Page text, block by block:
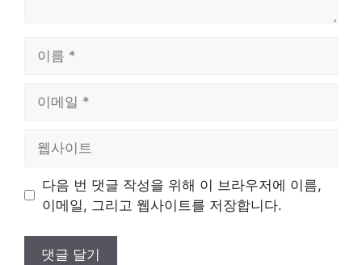
트
다음 번 댓글 작성을 위해 이 브라우저에 이름,
이메일, 그리고 웹사이트를 저장합니다.